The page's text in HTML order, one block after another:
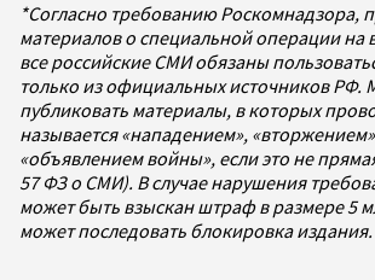
*Согласно требованию Роскомнадзора,
материалов о специальной операции на
все российские СМИ обязаны
только из официальных источников
публиковать материалы, в которых
называется «нападением»,
«объявлением войны», если это не
57 ФЗ о СМИ). В случае нарушения
может быть взыскан штраф в размере 5
может последовать блокировка издания.